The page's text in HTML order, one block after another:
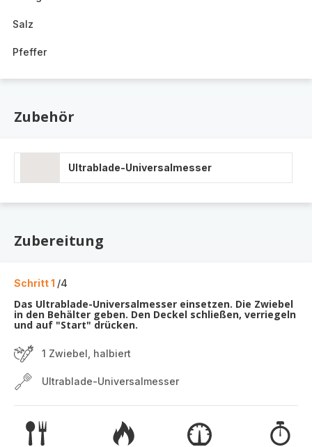
Salz
Pfeffer
Zubehör
Ultrablade-Universalmesser
Zubereitung
Schritt 1 /4
Das Ultrablade-Universalmesser einsetzen. Die Zwiebel
in den Behälter geben. Den Deckel schließen, verriegeln
und auf "Start" drücken.
1 Zwiebel, halbiert
Ultrablade-Universalmesser